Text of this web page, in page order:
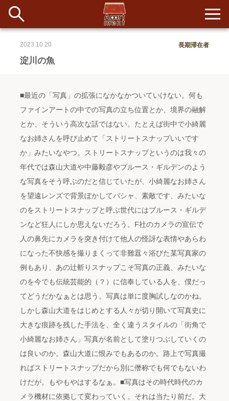
#アイデア #イベント #インド #エッセイ #ボツ #マルシェ
#音楽
イベント&ショップ
長期滞在者&more
アパートメントについて
寄付について
配信
入居者一覧
淀川の魚
2023.10.20 長期滞在者
■最近の「写真」の拡張になかなかついていけない。何も
ファインアートの中での写真の立ち位置とか、境界の融解
とか、そういう高次な話ではない。たとえば街中で小綺麗
なお姉さんを呼び止めて「ストリートスナップいいです
か」みたいなやつ。ストリートスナップというのは我々の
年代では森山大道や中藤毅彦やブルース・ギルデンのよう
な写真をそう呼ぶのだと信じていたが、小綺麗なお姉さん
を望遠レンズで背景ぼかしてパシャ、素敵です、みたいな
のをストリートスナップと呼ぶ世代にはブルース・ギルデ
ンなど狂人にしか思えないだろう。F社のカメラの宣伝で
人の鼻先にカメラを突き付けて他人の怪訝な表情やあらわ
になった不快感を撮りまくって非難囂々浴びた某写真家の
例もあり、あの辻斬りスナップこそ写真の正義、みたいな
のを今でも伝統芸能的（？）に信奉している人を、僕だっ
てどうだかなぁとは思う。写真は単に度胸試しなのかね。
しかし森山大道をはじめとする人々が切り開いて写真史に
大きな痕跡を残した手法を、全く違うスタイルの「街角で
小綺麗なお姉さん」写真が名前として塗りつぶしていくの
は良いのか。森山大道に恨みでもあるのか。路上で写真撮
ればストリートスナップだから別に僭称でも何でもないわ
けだが。もやもやはするなぁ。■写真はその時代時代のカ
メラ機材に依拠して変わっていく。それは当たり前だ。大